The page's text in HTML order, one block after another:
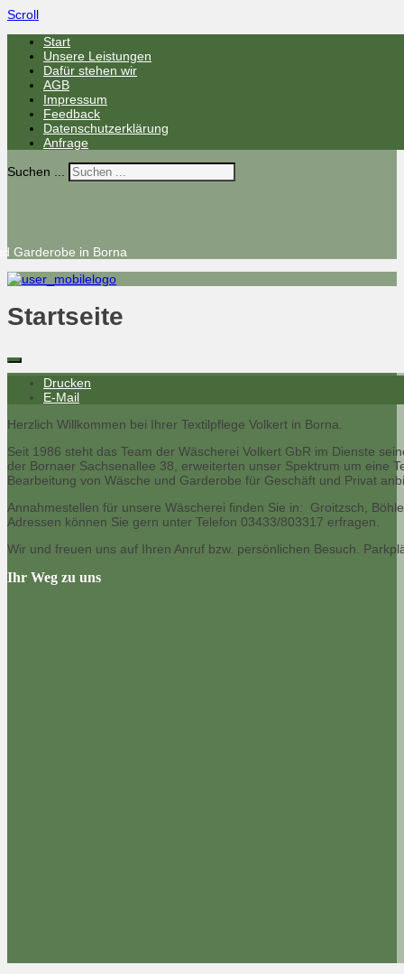
Scroll
Start
Unsere Leistungen
Dafür stehen wir
AGB
Impressum
Feedback
Datenschutzerklärung
Anfrage
Suchen ...
Garderobe in Borna
Startseite
Drucken
E-Mail
Herzlich Willkommen bei Ihrer Textilpflege Volkert in Borna.
Seit 1986 steht das Team der Wäscherei Volkert GbR im Dienste
der Bornaer Sachsenallee 38, erweiterten unser Spektrum um eine
Bearbeitung von Wäsche und Garderobe für Geschäft und Privat
Annahmestellen für unsere Wäscherei finden Sie in: Groitzsch,
Adressen können Sie gern unter Telefon 03433/803317 erfragen.
Wir und freuen uns auf Ihren Anruf bzw. persönlichen Besuch.
Ihr Weg zu uns